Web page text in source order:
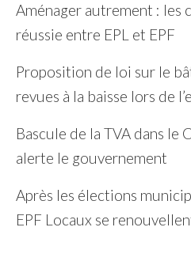
Aménager autrement : les
réussie entre EPL et EPF
Proposition de loi sur le
revues à la baisse lors de
Bascule de la TVA dans le
alerte le gouvernement
Après les élections
EPF Locaux se